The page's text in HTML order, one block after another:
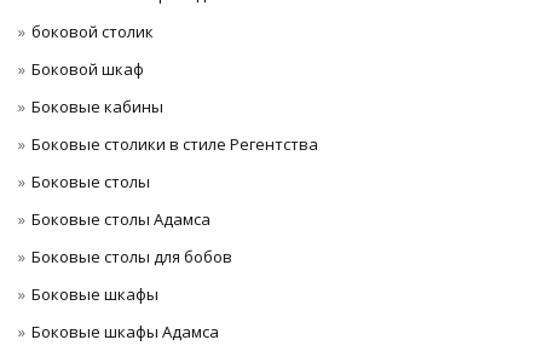
боковой столик
Боковой шкаф
Боковые кабины
Боковые столики в стиле Регентства
Боковые столы
Боковые столы Адамса
Боковые столы для бобов
Боковые шкафы
Боковые шкафы Адамса